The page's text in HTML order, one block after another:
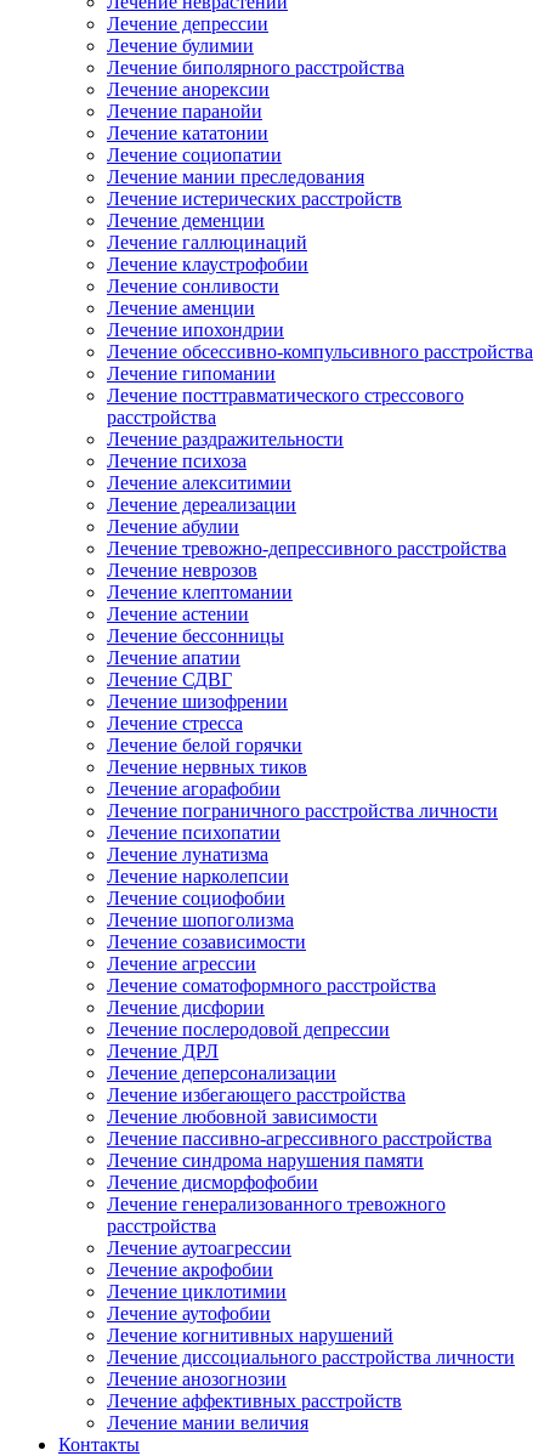
Лечение депрессии
Лечение булимии
Лечение биполярного расстройства
Лечение анорексии
Лечение паранойи
Лечение кататонии
Лечение социопатии
Лечение мании преследования
Лечение истерических расстройств
Лечение деменции
Лечение галлюцинаций
Лечение клаустрофобии
Лечение сонливости
Лечение аменции
Лечение ипохондрии
Лечение обсессивно-компульсивного расстройства
Лечение гипомании
Лечение посттравматического стрессового
расстройства
Лечение раздражительности
Лечение психоза
Лечение алекситимии
Лечение дереализации
Лечение абулии
Лечение тревожно-депрессивного расстройства
Лечение неврозов
Лечение клептомании
Лечение астении
Лечение бессонницы
Лечение апатии
Лечение СДВГ
Лечение шизофрении
Лечение стресса
Лечение белой горячки
Лечение нервных тиков
Лечение агорафобии
Лечение пограничного расстройства личности
Лечение психопатии
Лечение лунатизма
Лечение нарколепсии
Лечение социофобии
Лечение шопоголизма
Лечение созависимости
Лечение агрессии
Лечение соматоформного расстройства
Лечение дисфории
Лечение послеродовой депрессии
Лечение ДРЛ
Лечение деперсонализации
Лечение избегающего расстройства
Лечение любовной зависимости
Лечение пассивно-агрессивного расстройства
Лечение синдрома нарушения памяти
Лечение дисморфофобии
Лечение генерализованного тревожного
расстройства
Лечение аутоагрессии
Лечение акрофобии
Лечение циклотимии
Лечение аутофобии
Лечение когнитивных нарушений
Лечение диссоциального расстройства личности
Лечение анозогнозии
Лечение аффективных расстройств
Лечение мании величия
Контакты